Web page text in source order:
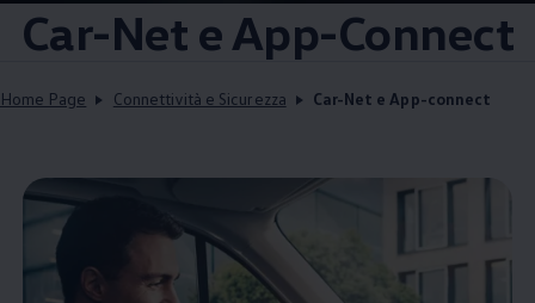
Car-Net e App-Connect
Home Page Connettività e Sicurezza Car-Net e App-connect